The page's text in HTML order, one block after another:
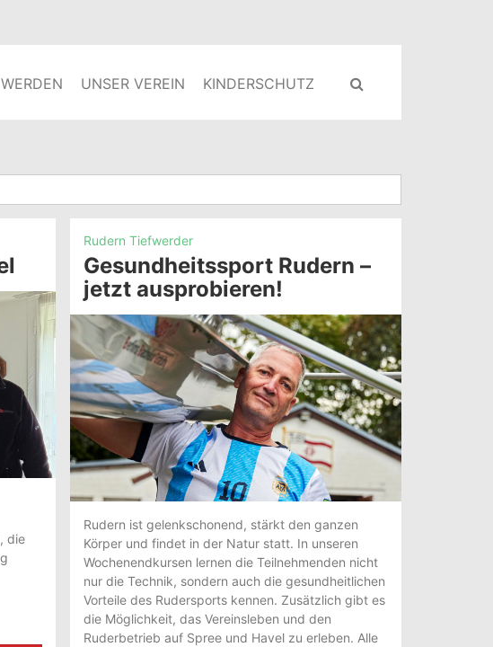
UNSER VEREIN KINDERSCHUTZ
die
Rudern Tiefwerder
Gesundheitssport Rudern –
jetzt ausprobieren!
Rudern ist gelenkschonend, stärkt den ganzen
Körper und findet in der Natur statt. In unseren
Wochenendkursen lernen die Teilnehmenden nicht
nur die Technik, sondern auch die gesundheitlichen
Vorteile des Rudersports kennen. Zusätzlich gibt es
die Möglichkeit, das Vereinsleben und den
Ruderbetrieb auf Spree und Havel zu erleben. Alle